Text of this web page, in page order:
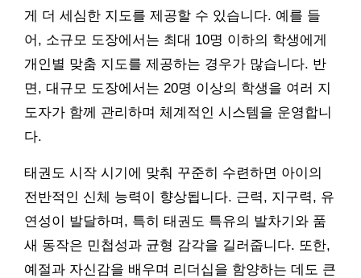
게 더 세심한 지도를 제공할 수 있습니다. 예를 들
어, 소규모 도장에서는 최대 10명 이하의 학생에게
개인별 맞춤 지도를 제공하는 경우가 많습니다. 반
면, 대규모 도장에서는 20명 이상의 학생을 여러 지
도자가 함께 관리하며 체계적인 시스템을 운영합니
다.
태권도 시작 시기에 맞춰 꾸준히 수련하면 아이의
전반적인 신체 능력이 향상됩니다. 근력, 지구력, 유
연성이 발달하며, 특히 태권도 특유의 발차기와 품
새 동작은 민첩성과 균형 감각을 길러줍니다. 또한,
예절과 자신감을 배우며 리더십을 함양하는 데도 큰